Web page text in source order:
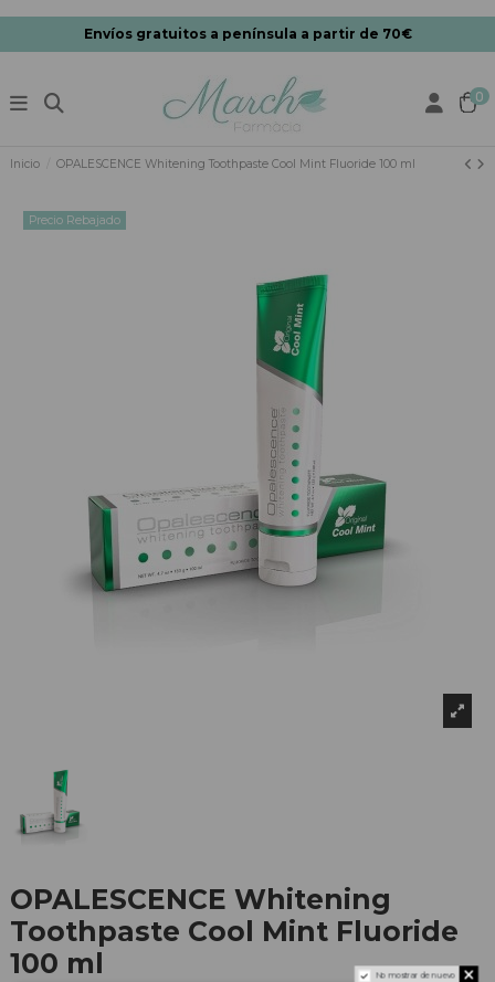
Envíos gratuitos a península a partir de 70€
0
Inicio OPALESCENCE Whitening Toothpaste Cool Mint Fluoride 100 ml
Precio Rebajado
OPALESCENCE Whitening
Toothpaste Cool Mint Fluoride
100 ml
No mostrar de nuevo